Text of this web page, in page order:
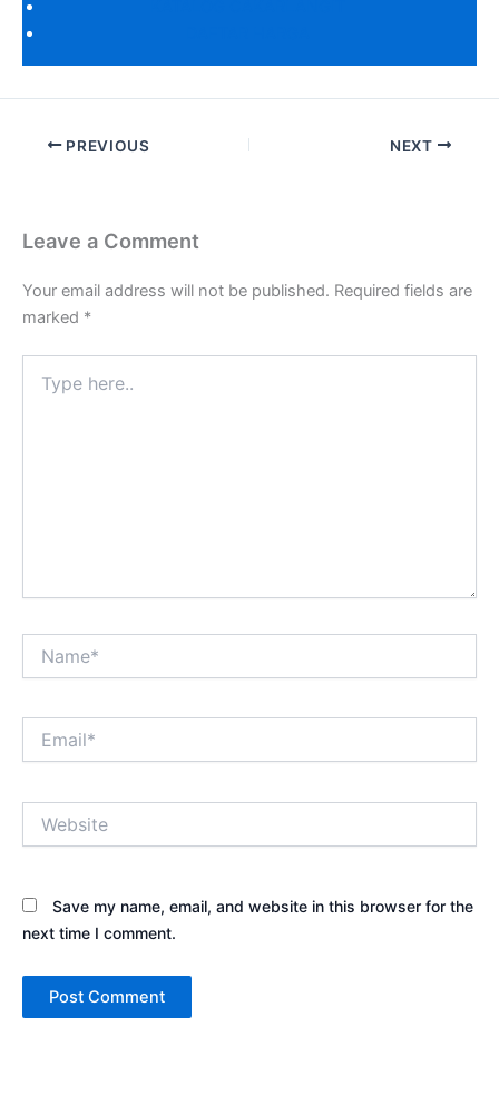
PREVIOUS NEXT
Leave a Comment
Your email address will not be published. Required fields are
marked *
here..
Save my name, email, and website in this browser for the
next time I comment.